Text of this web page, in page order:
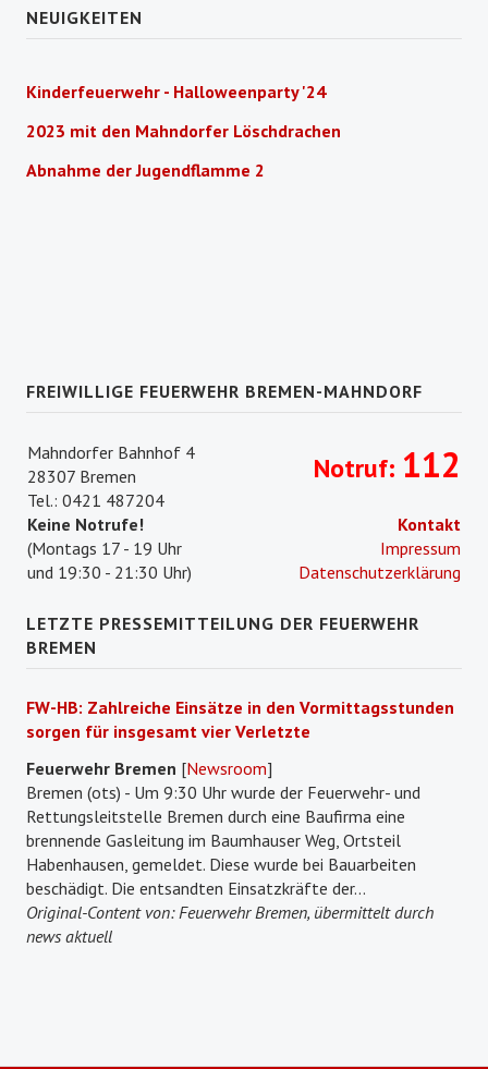
NEUIGKEITEN
Kinderfeuerwehr - Halloweenparty '24
2023 mit den Mahndorfer Löschdrachen
Abnahme der Jugendflamme 2
FREIWILLIGE FEUERWEHR BREMEN-MAHNDORF
Mahndorfer Bahnhof 4
28307 Bremen
Tel.: 0421 487204
Keine Notrufe!
(Montags 17 - 19 Uhr
und 19:30 - 21:30 Uhr)
Notruf: 112
Kontakt
Impressum
Datenschutzerklärung
LETZTE PRESSEMITTEILUNG DER FEUERWEHR
BREMEN
FW-HB: Zahlreiche Einsätze in den Vormittagsstunden
sorgen für insgesamt vier Verletzte
Feuerwehr Bremen [Newsroom]
Bremen (ots) - Um 9:30 Uhr wurde der Feuerwehr- und
Rettungsleitstelle Bremen durch eine Baufirma eine
brennende Gasleitung im Baumhauser Weg, Ortsteil
Habenhausen, gemeldet. Diese wurde bei Bauarbeiten
beschädigt. Die entsandten Einsatzkräfte der...
Original-Content von: Feuerwehr Bremen, übermittelt durch
news aktuell